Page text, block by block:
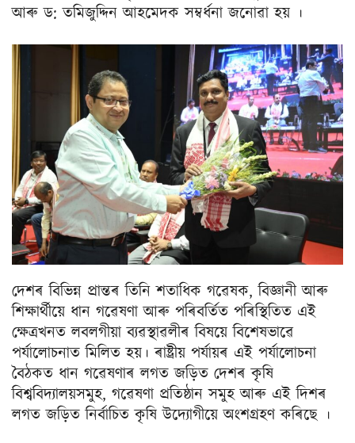
আৰু ড: তমিজুদ্দিন আহমেদক সম্বৰ্ধনা জনোৱা হয় ।
দেশৰ বিভিন্ন প্ৰান্তৰ তিনি শতাধিক গৱেষক, বিজ্ঞানী আৰু
শিক্ষাৰ্থীয়ে ধান গৱেষণা আৰু পৰিবৰ্তিত পৰিস্থিতিত এই
ক্ষেত্ৰখনত লবলগীয়া ব্যৱস্থাৱলীৰ বিষয়ে বিশেষভাৱে
পৰ্যালোচনাত মিলিত হয়। ৰাষ্ট্ৰীয় পৰ্যায়ৰ এই পৰ্যালোচনা
বৈঠকত ধান গৱেষণাৰ লগত জড়িত দেশৰ কৃষি
বিশ্ববিদ্যালয়সমুহ, গৱেষণা প্ৰতিষ্ঠান সমুহ আৰু এই দিশৰ
লগত জড়িত নিৰ্বাচিত কৃষি উদ্যোগীয়ে অংশগ্ৰহণ কৰিছে ।